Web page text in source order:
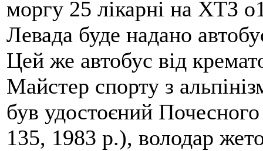
моргу 25 лікарні на ХТЗ
Левада буде надано
Цей же автобус від
Майстер спорту з
був удостоєний
135, 1983 р.), володар